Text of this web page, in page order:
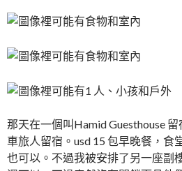
那天在一個叫Hamid Guesthouse
車旅人留宿。usd 15 包早晚餐，食
也可以。不過我被安排了另一座副